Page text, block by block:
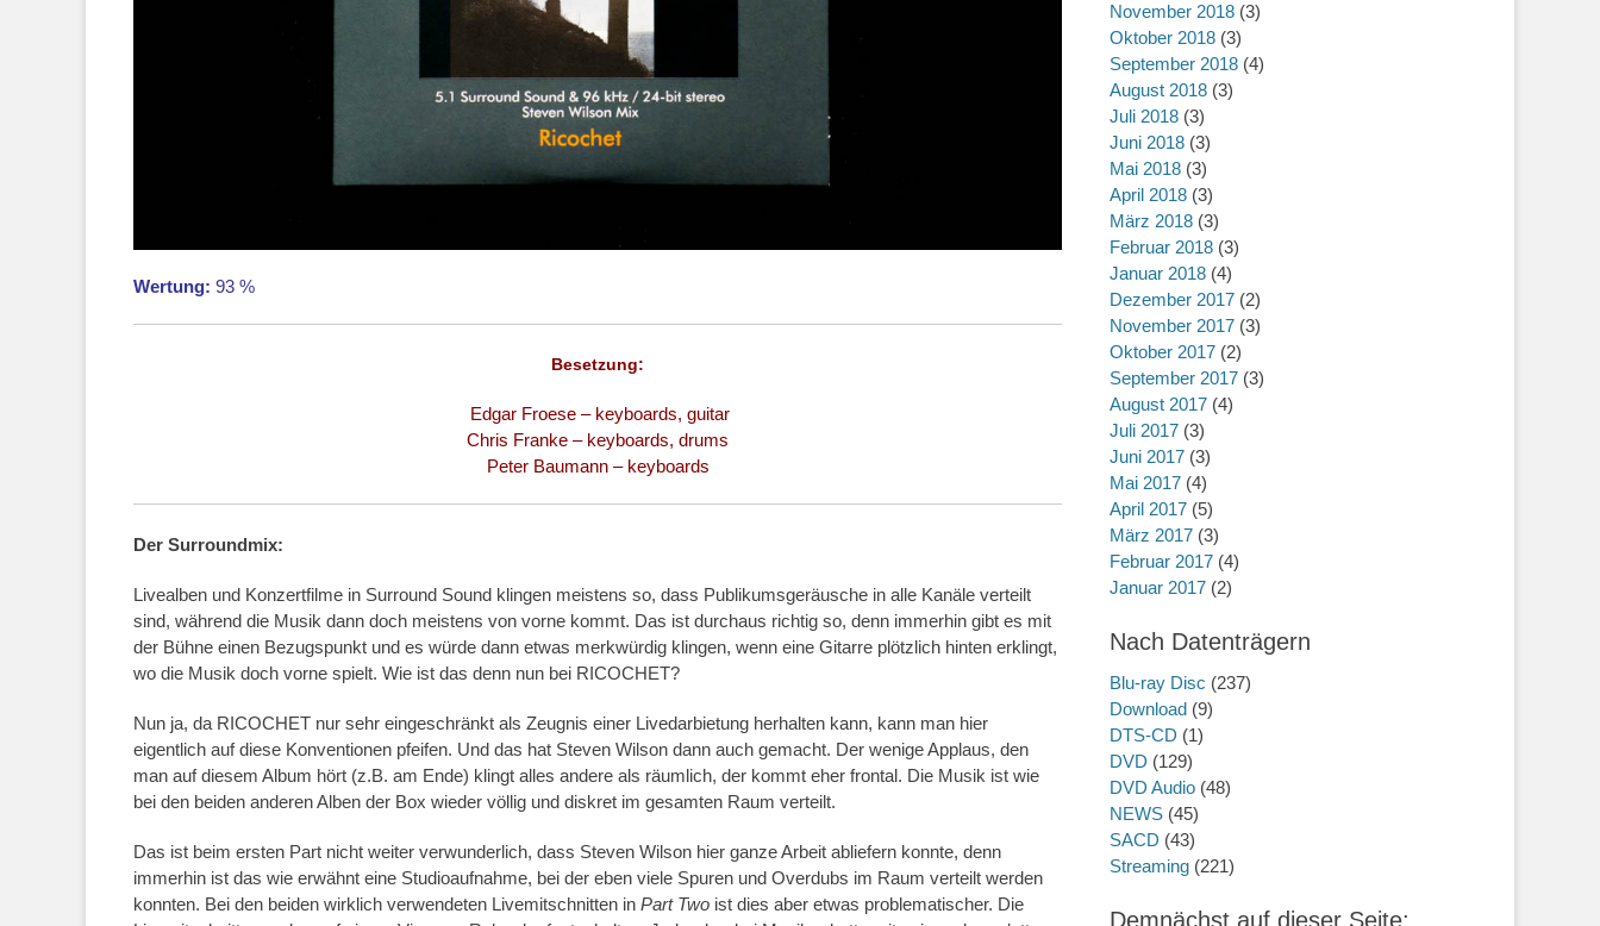
Wertung: 93 %
Besetzung:
Edgar Froese – keyboards, guitar
Chris Franke – keyboards, drums
Peter Baumann – keyboards
Der Surroundmix:
Livealben und Konzertfilme in Surround Sound klingen meistens so, dass Publikumsgeräusche in alle Kanäle verteilt
sind, während die Musik dann doch meistens von vorne kommt. Das ist durchaus richtig so, denn immerhin gibt es mit
der Bühne einen Bezugspunkt und es würde dann etwas merkwürdig klingen, wenn eine Gitarre plötzlich hinten erklingt,
wo die Musik doch vorne spielt. Wie ist das denn nun bei RICOCHET?
Nun ja, da RICOCHET nur sehr eingeschränkt als Zeugnis einer Livedarbietung herhalten kann, kann man hier
eigentlich auf diese Konventionen pfeifen. Und das hat Steven Wilson dann auch gemacht. Der wenige Applaus, den
man auf diesem Album hört (z.B. am Ende) klingt alles andere als räumlich, der kommt eher frontal. Die Musik ist wie
bei den beiden anderen Alben der Box wieder völlig und diskret im gesamten Raum verteilt.
Das ist beim ersten Part nicht weiter verwunderlich, dass Steven Wilson hier ganze Arbeit abliefern konnte, denn
immerhin ist das wie erwähnt eine Studioaufnahme, bei der eben viele Spuren und Overdubs im Raum verteilt werden
konnten. Bei den beiden wirklich verwendeten Livemitschnitten in Part Two ist dies aber etwas problematischer. Die
November 2018 (3)
Oktober 2018 (3)
September 2018 (4)
August 2018 (3)
Juli 2018 (3)
Juni 2018 (3)
Mai 2018 (3)
April 2018 (3)
März 2018 (3)
Februar 2018 (3)
Januar 2018 (4)
Dezember 2017 (2)
November 2017 (3)
Oktober 2017 (2)
September 2017 (3)
August 2017 (4)
Juli 2017 (3)
Juni 2017 (3)
Mai 2017 (4)
April 2017 (5)
März 2017 (3)
Februar 2017 (4)
Januar 2017 (2)
Nach Datenträgern
Blu-ray Disc (237)
Download (9)
DTS-CD (1)
DVD (129)
DVD Audio (48)
NEWS (45)
SACD (43)
Streaming (221)
Demnächst auf dieser Seite: